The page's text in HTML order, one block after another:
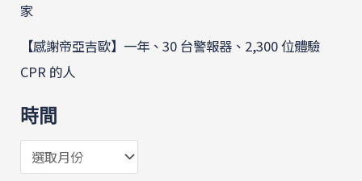
家
【感謝帝亞吉歐】一年、30 台警報器、2,300 位體驗
CPR 的人
時間